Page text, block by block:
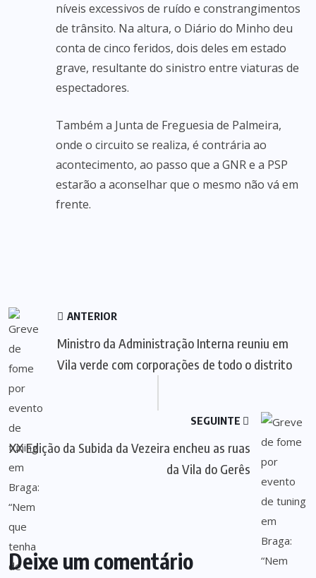
níveis excessivos de ruído e constrangimentos
de trânsito. Na altura, o Diário do Minho deu
conta de cinco feridos, dois deles em estado
grave, resultante do sinistro entre viaturas de
espectadores.
Também a Junta de Freguesia de Palmeira,
onde o circuito se realiza, é contrária ao
acontecimento, ao passo que a GNR e a PSP
estarão a aconselhar que o mesmo não vá em
frente.
ANTERIOR
Ministro da Administração Interna reuniu em
Vila verde com corporações de todo o distrito
SEGUINTE
XX Edição da Subida da Vezeira encheu as ruas
da Vila do Gerês
Deixe um comentário